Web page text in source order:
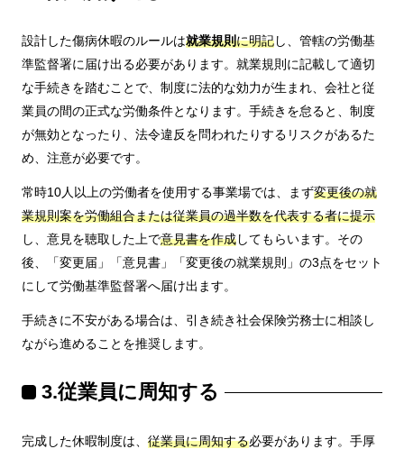
設計した傷病休暇のルールは就業規則に明記し、管轄の労働基
準監督署に届け出る必要があります。就業規則に記載して適切
な手続きを踏むことで、制度に法的な効力が生まれ、会社と従
業員の間の正式な労働条件となります。手続きを怠ると、制度
が無効となったり、法令違反を問われたりするリスクがあるた
め、注意が必要です。
常時10人以上の労働者を使用する事業場では、まず変更後の就
業規則案を労働組合または従業員の過半数を代表する者に提示
し、意見を聴取した上で意見書を作成してもらいます。その
後、「変更届」「意見書」「変更後の就業規則」の3点をセット
にして労働基準監督署へ届け出ます。
手続きに不安がある場合は、引き続き社会保険労務士に相談し
ながら進めることを推奨します。
3.従業員に周知する
完成した休暇制度は、 従業員に周知する必要があります。手厚